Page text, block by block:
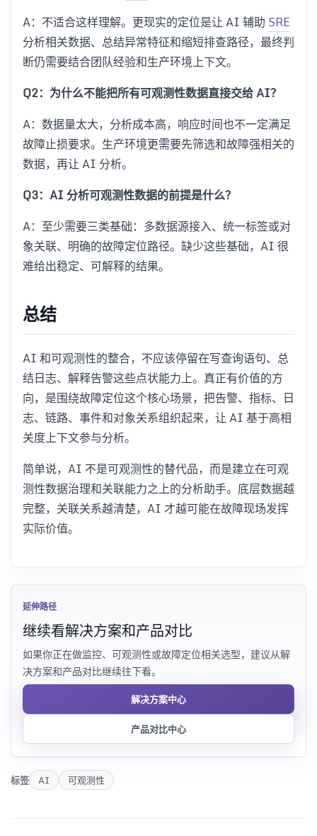
A：不适合这样理解。更现实的定位是让 AI 辅助 SRE
分析相关数据、总结异常特征和缩短排查路径，最终判
断仍需要结合团队经验和生产环境上下文。
Q2：为什么不能把所有可观测性数据直接交给 AI？
A：数据量太大，分析成本高，响应时间也不一定满足
故障止损要求。生产环境更需要先筛选和故障强相关的
数据，再让 AI 分析。
Q3：AI 分析可观测性数据的前提是什么？
A：至少需要三类基础：多数据源接入、统一标签或对
象关联、明确的故障定位路径。缺少这些基础，AI 很
难给出稳定、可解释的结果。
总结
AI 和可观测性的整合，不应该停留在写查询语句、总
结日志、解释告警这些点状能力上。真正有价值的方
向，是围绕故障定位这个核心场景，把告警、指标、日
志、链路、事件和对象关系组织起来，让 AI 基于高相
关度上下文参与分析。
简单说，AI 不是可观测性的替代品，而是建立在可观
测性数据治理和关联能力之上的分析助手。底层数据越
完整，关联关系越清楚，AI 才越可能在故障现场发挥
实际价值。
延伸路径
继续看解决方案和产品对比
如果你正在做监控、可观测性或故障定位相关选型，建议从解
决方案和产品对比继续往下看。
解决方案中心
产品对比中心
标签 AI 可观测性